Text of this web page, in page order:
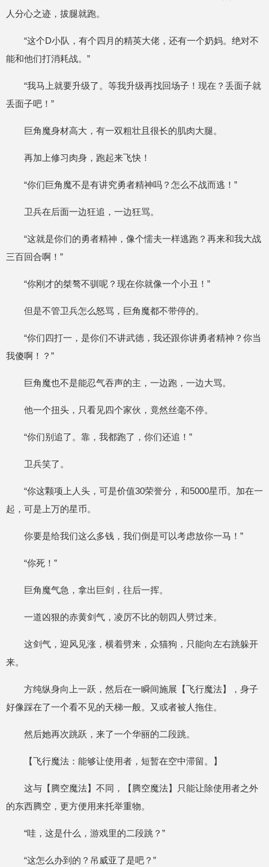
人分心之迹，拔腿就跑。
“这个D小队，有个四月的精英大佬，还有一个奶妈。绝对不
能和他们打消耗战。”
“我马上就要升级了。等我升级再找回场子！现在？丢面子就
丢面子吧！”
巨角魔身材高大，有一双粗壮且很长的肌肉大腿。
再加上修习肉身，跑起来飞快！
“你们巨角魔不是有讲究勇者精神吗？怎么不战而逃！”
卫兵在后面一边狂追，一边狂骂。
“这就是你们的勇者精神，像个懦夫一样逃跑？再来和我大战
三百回合啊！”
“你刚才的桀骜不驯呢？现在你就像一个小丑！”
但是不管卫兵怎么怒骂，巨角魔都不带停的。
“你们四打一，是你们不讲武德，我还跟你讲勇者精神？你当
我傻啊！？”
巨角魔也不是能忍气吞声的主，一边跑，一边大骂。
他一个扭头，只看见四个家伙，竟然丝毫不停。
“你们别追了。靠，我都跑了，你们还追！”
卫兵笑了。
“你这颗项上人头，可是价值30荣誉分，和5000星币。加在一
起，可是上万的星币。
你要是给我们这么多钱，我们倒是可以考虑放你一马！”
“你死！”
巨角魔气急，拿出巨剑，往后一挥。
一道凶狠的赤黄剑气，凌厉不比的朝四人劈过来。
这剑气，迎风见涨，横着劈来，众猫狗，只能向左右跳躲开
来。
方纯纵身向上一跃，然后在一瞬间施展【飞行魔法】，身子
好像踩在了一个看不见的天梯一般。又或者被人拖住。
然后她再次跳跃，来了一个华丽的二段跳。
【飞行魔法：能够让使用者，短暂在空中滞留。】
这与【腾空魔法】不同，【腾空魔法】只能让除使用者之外
的东西腾空，更方便用来托举重物。
“哇，这是什么，游戏里的二段跳？”
“这怎么办到的？吊威亚了是吧？”